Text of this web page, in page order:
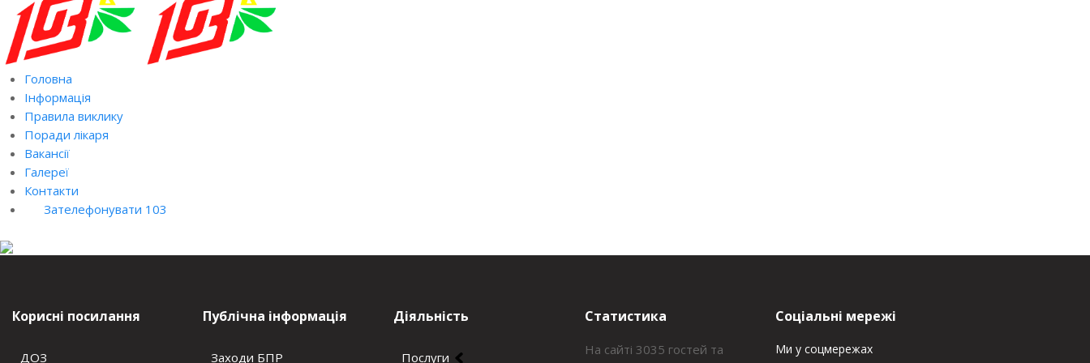
Головна
Інформація
Правила виклику
Поради лікаря
Вакансії
Галереї
Контакти
Зателефонувати 103
Корисні посилання
ДОЗ
Публічна інформація
Заходи БПР
Діяльність
Послуги
Статистика
На сайті 3035 гостей та
Соціальні мережі
Ми у соцмережах